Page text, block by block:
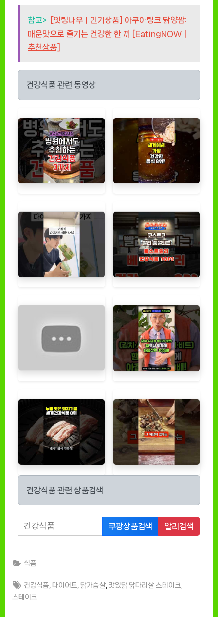
참고> [잇팅나우ㅣ인기상품] 아쿠아링크 닭양쌈:
매운맛으로 즐기는 건강한 한 끼 [EatingNOWㅣ
추천상품]
건강식품 관련 동영상
건강식품 관련 상품검색
쿠팡상품검색 알리검색
식품
Tags:
건강식품 다이어트 닭가슴살 맛있닭 닭다리살 스테이크
스테이크